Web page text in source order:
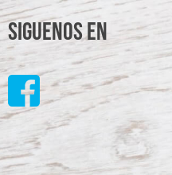
Siguenos en